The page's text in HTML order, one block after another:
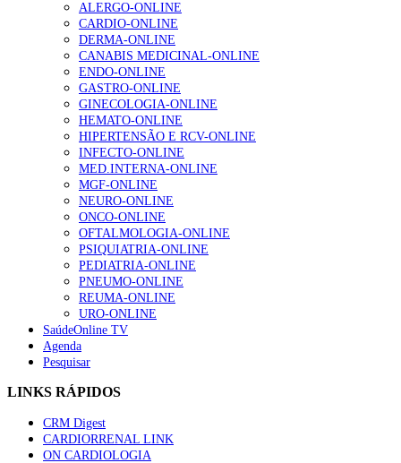
Enfermagem Forense. “Da urgência ao tribunal, cada
gesto conta e cada profissional faz a diferença”
203 visualizações
1.º Episódio do Podcast “Frequência Cardio – Sintoniza-
te na Insuficiência Cardíaca” da Bayer
169 visualizações
Alguns milhares de utentes podem ficar sem médico de
família com nova regras do registo, alerta associação
132 visualizações
“Os programas de rastreio do cancro do pulmão são
custo-efetivos e representam um investimento
sustentável para os sistemas de saúde”
93 visualizações
Quase quatro em cada dez doentes com enfarte
apresentavam níveis elevados de Lp(a), revela estudo
87 visualizações
ALERGO-ONLINE
CARDIO-ONLINE
DERMA-ONLINE
CANABIS MEDICINAL-ONLINE
ENDO-ONLINE
GASTRO-ONLINE
GINECOLOGIA-ONLINE
HEMATO-ONLINE
HIPERTENSÃO E RCV-ONLINE
INFECTO-ONLINE
MED.INTERNA-ONLINE
MGF-ONLINE
NEURO-ONLINE
ONCO-ONLINE
OFTALMOLOGIA-ONLINE
PSIQUIATRIA-ONLINE
PEDIATRIA-ONLINE
PNEUMO-ONLINE
REUMA-ONLINE
URO-ONLINE
SaúdeOnline TV
Agenda
Pesquisar
LINKS RÁPIDOS
CRM Digest
CARDIORRENAL LINK
ON CARDIOLOGIA